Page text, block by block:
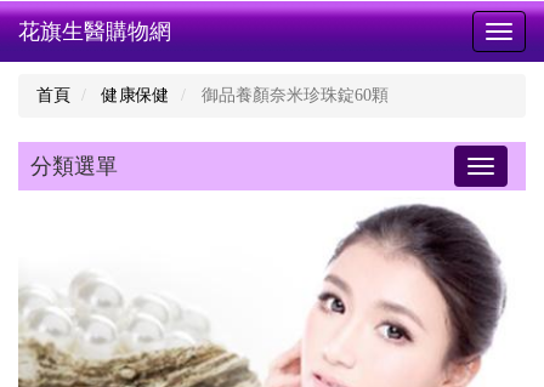
Toggle
花旗生醫購物網
首頁 健康保健 御品養顏奈米珍珠錠60顆
Toggle
分類選單